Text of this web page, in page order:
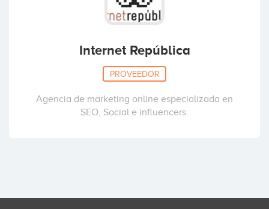
Internet República
PROVEEDOR
Agencia de marketing online especializada en
SEO, Social e influencers.